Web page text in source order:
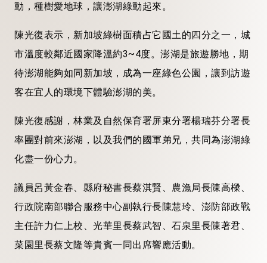
動，種樹愛地球，讓澎湖綠動起來。
陳光復表示，新加坡綠樹面積占它國土的四分之一，城
市溫度較鄰近國家降溫約3~4度。澎湖是旅遊勝地，期
待澎湖能夠如同新加坡，成為一座綠色公園，讓到訪遊
客在宜人的環境下體驗澎湖的美。
陳光復感謝，林業及自然保育署屏東分署楊瑞芬分署長
率團對前來澎湖，以及我們的國軍弟兄，共同為澎湖綠
化盡一份心力。
議員呂黃金春、縣府秘書長蔡淇賢、農漁局長陳高樑、
行政院南部聯合服務中心副執行長陳慧玲、澎防部政戰
主任許力仁上校、光華里長蔡武智、石泉里長陳著君、
菜園里長蔡文隆等貴賓一同出席響應活動。